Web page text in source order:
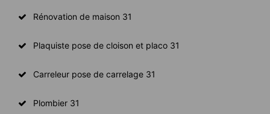
Rénovation de maison 31
Plaquiste pose de cloison et placo 31
Carreleur pose de carrelage 31
Plombier 31